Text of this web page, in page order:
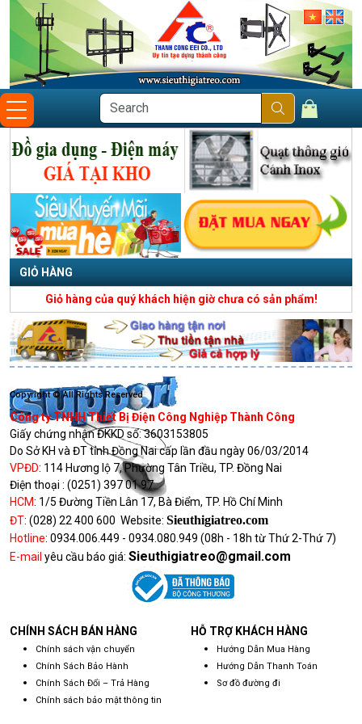
GIỎ HÀNG
Giỏ hàng của quý khách hiện giờ chưa có sản phẩm!
Copyright © All Rights Reserved
Công ty TNHH Thiết Bị Điện Công Nghiệp Thành Công
Giấy chứng nhận ĐKKD số:3603153805
Do Sở KH và ĐT tỉnh Đồng Nai cấp lần đầu ngày 06/03/2014
VPĐD: 114 Hương lộ 7, Phường Tân Triều, TP. Đồng Nai
Điện thoại : (0251) 397 01 97
HCM: 1/5 Đường Tiền Lân 17, Bà Điểm, TP. Hồ Chí Minh
ĐT: (028) 22 400 600 Website: Sieuthigiatreo.com
Hotline: 0934.006.449 - 0934.080.949 (08h - 18h từ Thứ 2-Thứ 7)
E-mail yêu cầu báo giá: Sieuthigiatreo@gmail.com
CHÍNH SÁCH BÁN HÀNG
Chính sách vận chuyển
Chính Sách Bảo Hành
Chính Sách Đổi – Trả Hàng
Chính sách bảo mật thông tin
HỖ TRỢ KHÁCH HÀNG
Hướng Dẫn Mua Hàng
Hướng Dẫn Thanh Toán
Sơ đồ đường đi